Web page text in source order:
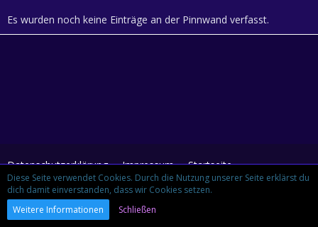
Es wurden noch keine Einträge an der Pinnwand verfasst.
Datenschutzerklärung Impressum Startseite
Community-Software:
Diese Seite verwendet Cookies. Durch die Nutzung unserer Seite erklärst du
dich damit einverstanden, dass wir Cookies setzen.
Weitere Informationen
Schließen